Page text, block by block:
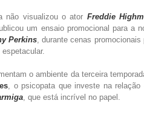
não visualizou o ator Freddie
um ensaio promocional para a
Perkins, durante cenas promocionais
o ambiente da terceira
, o psicopata que investe na relação
, que está incrível no papel.